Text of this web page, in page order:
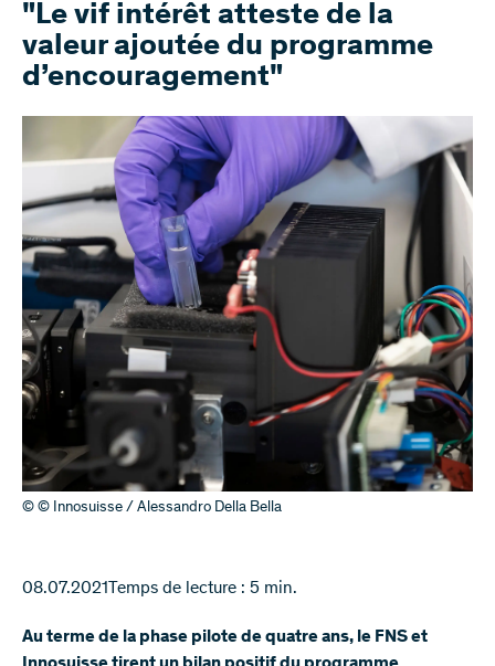
"Le vif intérêt atteste de la
valeur ajoutée du programme
d’encouragement"
© © Innosuisse / Alessandro Della Bella
08.07.2021 Temps de lecture : 5 min.
Au terme de la phase pilote de quatre ans, le FNS et